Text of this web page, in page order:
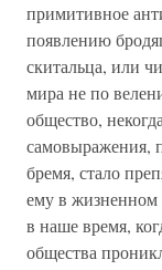
примитивное
появлению
скитальца, или
мира не по
общество,
самовыражения,
бремя, стало
ему в жизненном
в наше время,
общества